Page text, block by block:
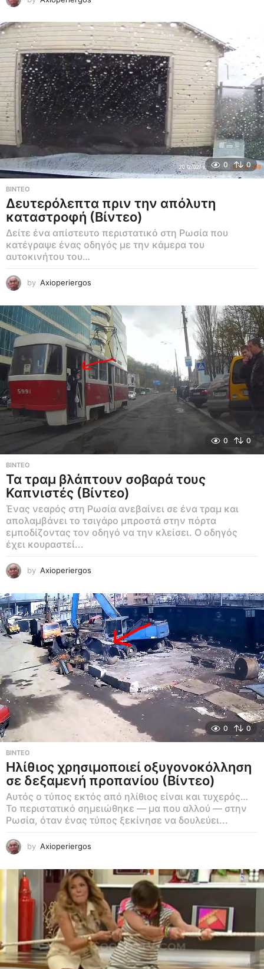
0 0
ΒΊΝΤΕΟ
Δευτερόλεπτα πριν την απόλυτη
καταστροφή (Βίντεο)
Δείτε ένα απίστευτο περιστατικό στη Ρωσία που
κατέγραψε ένας οδηγός με την κάμερα του
αυτοκινήτου του…
by Axioperiergos
0 0
ΒΊΝΤΕΟ
Τα τραμ βλάπτουν σοβαρά τους
Καπνιστές (Βίντεο)
Ένας νεαρός στη Ρωσία ανεβαίνει σε ένα τραμ και
απολαμβάνει το τσιγάρο μπροστά στην πόρτα
εμποδίζοντας τον οδηγό να την κλείσει. Ο οδηγός
έχει κουραστεί...
by Axioperiergos
0 0
ΒΊΝΤΕΟ
Ηλίθιος χρησιμοποιεί οξυγονοκόλληση
σε δεξαμενή προπανίου (Βίντεο)
Αυτός ο τύπος εκτός από ηλίθιος είναι και τυχερός…
Το περιστατικό σημειώθηκε — μα που αλλού — στην
Ρωσία, όταν ένας τύπος ξεκίνησε να δουλεύει...
by Axioperiergos